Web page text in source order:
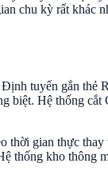
chu kỳ rất khác
tuyến gắn thẻ
biệt. Hệ thống
gian thực
thống kho thông